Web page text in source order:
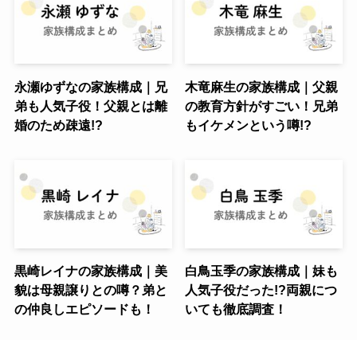
永瀬ゆずなの家族構成｜兄
弟も人気子役！父親とは離
婚のため疎遠!?
木竜麻生の家族構成｜父親
の教育方針がすごい！兄弟
もイケメンという噂!?
黒崎レイナの家族構成｜美
貌は母親譲りとの噂？弟と
の仲良しエピソードも！
白鳥玉季の家族構成｜妹も
人気子役だった!?両親につ
いても徹底調査！